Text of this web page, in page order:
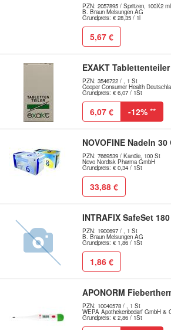
PZN: 2057895 / Spritzen, 100X2 ml
B. Braun Melsungen AG
Grundpreis: € 28,35 / 1l
5,67 €
EXAKT Tablettenteiler
PZN: 3546722 / , 1 St
Cooper Consumer Health
Grundpreis: € 6,07 / 1St
6,07 € -12% **
NOVOFINE Nadeln 30
PZN: 7669539 / Kanüle, 100 St
Novo Nordisk Pharma GmbH
Grundpreis: € 0,34 / 1St
33,88 €
INTRAFIX SafeSet
PZN: 1900697 / , 1 St
B. Braun Melsungen AG
Grundpreis: € 1,86 / 1St
1,86 €
APONORM
PZN: 10040578 / , 1 St
WEPA Apothekenbedarf GmbH &
Grundpreis: € 2,86 / 1St